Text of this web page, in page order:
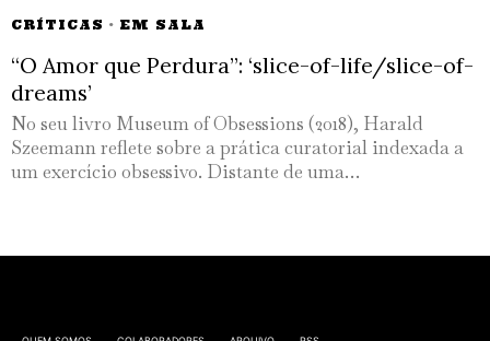
CRÍTICAS · EM SALA
“O Amor que Perdura”: ‘slice-of-life/slice-of-
dreams’
No seu livro Museum of Obsessions (2018), Harald
Szeemann reflete sobre a prática curatorial indexada a
um exercício obsessivo. Distante de uma…